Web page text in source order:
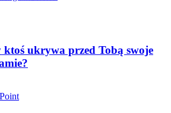
ktoś ukrywa przed Tobą swoje